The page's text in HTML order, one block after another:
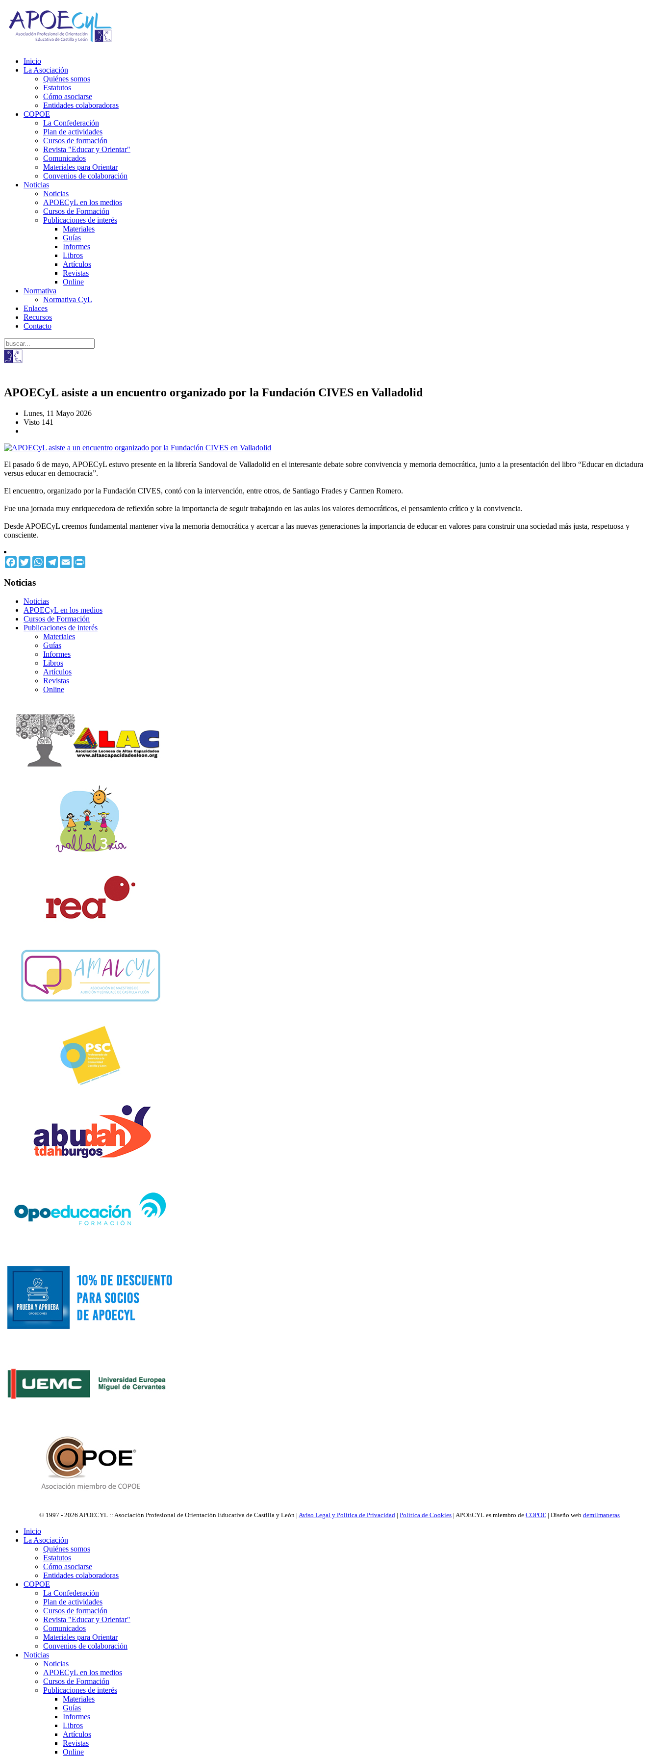
Inicio
La Asociación
Quiénes somos
Estatutos
Cómo asociarse
Entidades colaboradoras
COPOE
La Confederación
Plan de actividades
Cursos de formación
Revista "Educar y Orientar"
Comunicados
Materiales para Orientar
Convenios de colaboración
Noticias
Noticias
APOECyL en los medios
Cursos de Formación
Publicaciones de interés
Materiales
Guías
Informes
Libros
Artículos
Revistas
Online
Normativa
Normativa CyL
Enlaces
Recursos
Contacto
APOECyL asiste a un encuentro organizado por la Fundación CIVES en Valladolid
Lunes, 11 Mayo 2026
Visto 141
El pasado 6 de mayo, APOECyL estuvo presente en la librería Sandoval de Valladolid en el interesante debate sobre convivencia y memoria democrática, junto a la presentación del libro “Educar en dictadura
versus educar en democracia”.
El encuentro, organizado por la Fundación CIVES, contó con la intervención, entre otros, de Santiago Frades y Carmen Romero.
Fue una jornada muy enriquecedora de reflexión sobre la importancia de seguir trabajando en las aulas los valores democráticos, el pensamiento crítico y la convivencia.
Desde APOECyL creemos fundamental mantener viva la memoria democrática y acercar a las nuevas generaciones la importancia de educar en valores para construir una sociedad más justa, respetuosa y
consciente.
Facebook
TwitterWhatsApp
Telegram
Email
Noticias
Noticias
APOECyL en los medios
Cursos de Formación
Publicaciones de interés
Materiales
Guías
Informes
Libros
Artículos
Revistas
Online
© 1997 - 2026 APOECYL :: Asociación Profesional de Orientación Educativa de Castilla y León | Aviso Legal y Política de Privacidad | Política de Cookies | APOECYL es miembro de COPOE | Diseño web demilmaneras
Inicio
La Asociación
Quiénes somos
Estatutos
Cómo asociarse
Entidades colaboradoras
COPOE
La Confederación
Plan de actividades
Cursos de formación
Revista "Educar y Orientar"
Comunicados
Materiales para Orientar
Convenios de colaboración
Noticias
Noticias
APOECyL en los medios
Cursos de Formación
Publicaciones de interés
Materiales
Guías
Informes
Libros
Artículos
Revistas
Online